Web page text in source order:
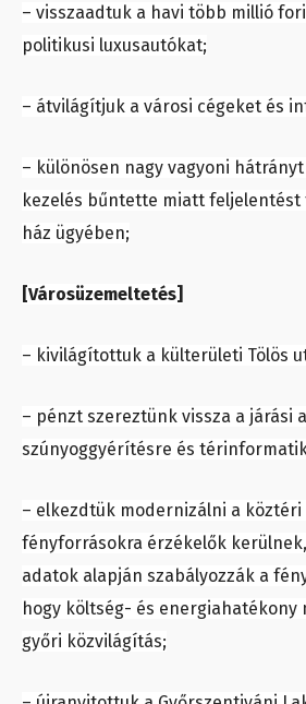
– visszaadtuk a havi több millió
politikusi luxusautókat;
– átvilágítjuk a városi cégeket és
– különösen nagy vagyoni
kezelés bűntette miatt
ház ügyében;
[Városüzemeltetés]
– kivilágítottuk a külterületi Tölös
– pénzt szereztünk vissza a járási
szúnyoggyérítésre és
– elkezdtük modernizálni a köztéri
fényforrásokra érzékelők
adatok alapján szabályozzák a
hogy költség- és energiahatékony
győri közvilágítás;